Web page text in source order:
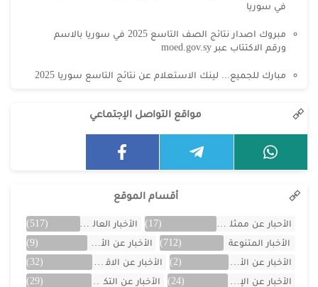
في سوريا
مبروك اصدار نتائج الصف التاسع 2025 في سوريا بالاسم
ورقم الاكتتاب عبر moed.gov.sy
مبارك للجميع... لينك الاستعلام عن نتائج التاسع سوريا 2025
مواقع التواصل الإجتماعي
أقسام الموقع
الأحبار عن ممثلين الخليج (17) الأخبار العالمية
(517)
الأخبار المتنوعة
(712) الأخبار عن الأردن
(9)
الأخبار عن الأفلام
(2) الأخبار عن الاقتصاد
(32)
الأخبار عن الإمارات
(24) الأخبار عن التكنولوجيا
(29)